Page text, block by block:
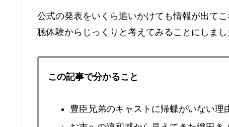
公式の発表をいくら追いかけても情報が出て
聴体験からじっくりと考えてみることにしまし
この記事で分かること
豊臣兄弟のキャストに帰蝶がいない理